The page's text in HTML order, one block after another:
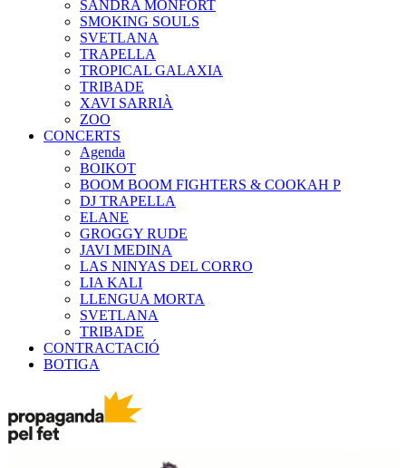
SANDRA MONFORT
SMOKING SOULS
SVETLANA
TRAPELLA
TROPICAL GALAXIA
TRIBADE
XAVI SARRIÀ
ZOO
CONCERTS
Agenda
BOIKOT
BOOM BOOM FIGHTERS & COOKAH P
DJ TRAPELLA
ELANE
GROGGY RUDE
JAVI MEDINA
LAS NINYAS DEL CORRO
LIA KALI
LLENGUA MORTA
SVETLANA
TRIBADE
CONTRACTACIÓ
BOTIGA